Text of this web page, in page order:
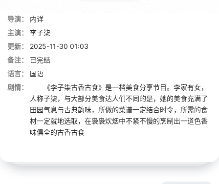
导演：
内详
主演：
李子柒
更新：
2025-11-30 01:03
备注：
已完结
语言：
国语
剧情：
《李子柒古香古食》是一档美食分享节目。李家有女，
人称子柒，与大部分美食达人们不同的是，她的美食充满了
田园气息与古典韵味，所做的菜谱一定结合时令，所需的食
材一定就地选取，在袅袅炊烟中不紧不慢的烹制出一道色香
味俱全的古香古食